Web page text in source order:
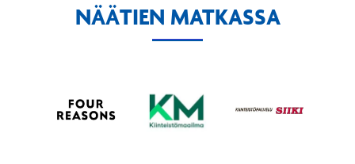
NÄÄTIEN MATKASSA